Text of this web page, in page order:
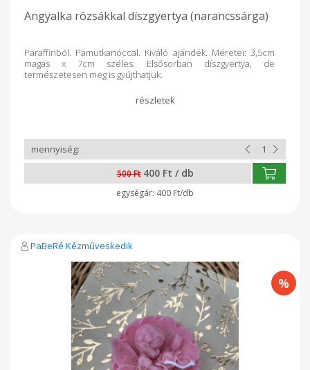
Angyalka rózsákkal díszgyertya (narancssárga)
Paraffinból. Pamutkanóccal. Kiváló ajándék. Méretei: 3,5cm
magas x 7cm széles. Elsősorban díszgyertya, de
természetesen meg is gyújthatjuk.
500 Ft 400 Ft / db
400 Ft/db
PaBeRé Kézműveskedik